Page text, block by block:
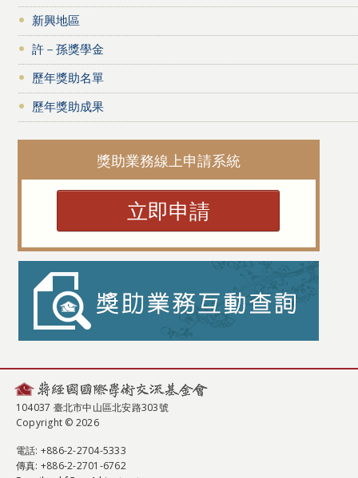
新興地區
許－孫獎學金
歷年獎助名單
歷年獎助成果
獎助業務線上申請系統
立即申請
104037 臺北市中山區北安路303號
Copyright © 2026
電話: +886-2-2704-5333
傳真: +886-2-2701-6762